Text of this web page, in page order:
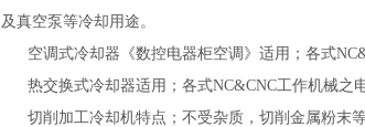
及真空泵等冷却用途。
空调式冷却器《数控电器柜空调》适用；各式
热交换式冷却器适用；各式NC&CNC工作机械之
切削加工冷却机特点；不受杂质，切削金属粉末